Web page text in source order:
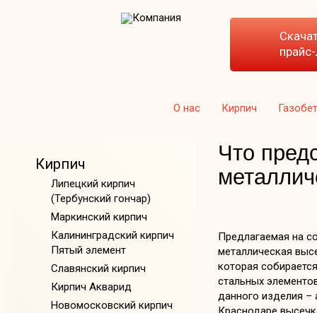
О нас Кирпич
Что
Предлагаемая на
металлическая
которая
стальных
данного изделия –
Кирпич
Липецкий кирпич
(Тербунский гончар)
Маркинский кирпич
Калининградский кирпич
Пятый элемент
Славянский кирпич
Кирпич Акварид
Новомосковский кирпич